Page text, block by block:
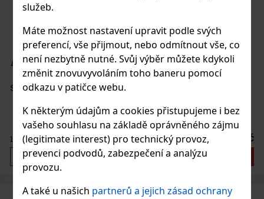
služeb.
Máte možnost nastavení upravit podle svých
preferencí, vše přijmout, nebo odmítnout vše, co
není nezbytně nutné. Svůj výběr můžete kdykoli
změnit znovuvyvoláním toho baneru pomocí
odkazu v patičce webu.
K některým údajům a cookies přistupujeme i bez
vašeho souhlasu na základě oprávněného zájmu
(legitimate interest) pro technický provoz,
prevenci podvodů, zabezpečení a analýzu
provozu.
A také u našich partnerů a jejich zásad ochrany
Adorini Humidor Afficionado DeLuxe
SKLADEM(1 ks)
13 409Kč bez DPH 16 225 Kč
Do košíku